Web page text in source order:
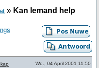
» Kan Iemand help
Wo., 04 April 2001 11:50